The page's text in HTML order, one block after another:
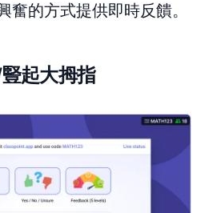
奮的方式提供即時反饋。
起大拇指